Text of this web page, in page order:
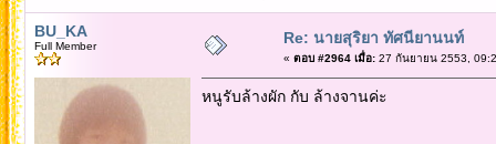
BU_KA
Full Member Re: นายสุริยา ทัศนียานนท์
« ตอบ #2964 เมื่อ:27 กันยายน 2553,
หนูรับล้างผัก กับ ล้างจานค่ะ